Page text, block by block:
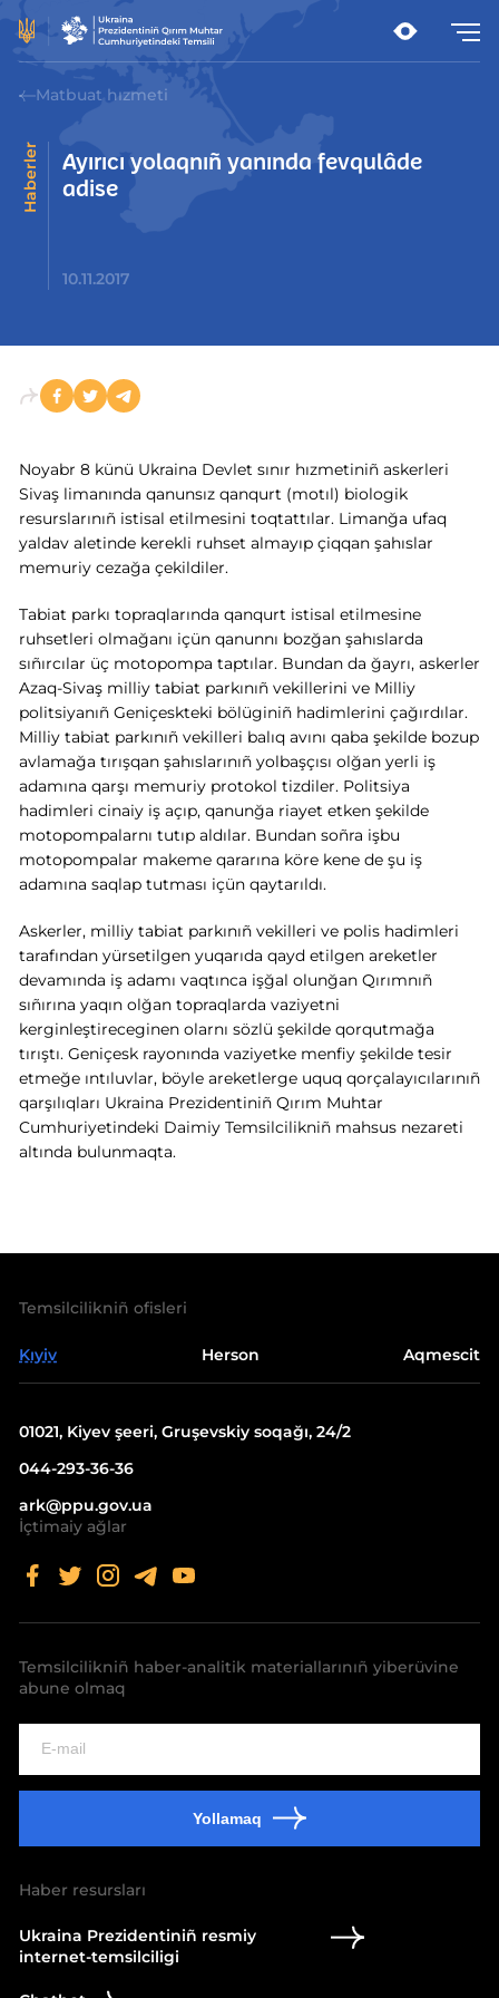
Matbuat hızmeti
Haberler
Ayırıcı yolaqnıñ yanında fevqulâde
adise
10.11.2017
Noyabr 8 künü Ukraina Devlet sınır hızmetiniñ askerleri
Sivaş limanında qanunsız qanqurt (motıl) biologik
resurslarınıñ istisal etilmesini toqtattılar. Limanğa ufaq
yaldav aletinde kerekli ruhset almayıp çiqqan şahıslar
memuriy cezağa çekildiler.
Tabiat parkı topraqlarında qanqurt istisal etilmesine
ruhsetleri olmağanı içün qanunnı bozğan şahıslarda
sıñırcılar üç motopompa taptılar. Bundan da ğayrı, askerler
Azaq-Sivaş milliy tabiat parkınıñ vekillerini ve Milliy
politsiyanıñ Geniçeskteki bölüginiñ hadimlerini çağırdılar.
Milliy tabiat parkınıñ vekilleri balıq avını qaba şekilde bozup
avlamağa tırışqan şahıslarınıñ yolbaşçısı olğan yerli iş
adamına qarşı memuriy protokol tizdiler. Politsiya
hadimleri cinaiy iş açıp, qanunğa riayet etken şekilde
motopompalarnı tutıp aldılar. Bundan soñra işbu
motopompalar makeme qararına köre kene de şu iş
adamına saqlap tutması içün qaytarıldı.
Askerler, milliy tabiat parkınıñ vekilleri ve polis hadimleri
tarafından yürsetilgen yuqarıda qayd etilgen areketler
devamında iş adamı vaqtınca işğal olunğan Qırımnıñ
sıñırına yaqın olğan topraqlarda vaziyetni
kerginleştireceginen olarnı sözlü şekilde qorqutmağa
tırıştı. Geniçesk rayonında vaziyetke menfiy şekilde tesir
etmeğe ıntıluvlar, böyle areketlerge uquq qorçalayıcılarınıñ
qarşılıqları Ukraina Prezidentiniñ Qırım Muhtar
Cumhuriyetindeki Daimiy Temsilcilikniñ mahsus nezareti
altında bulunmaqta.
Temsilcilikniñ ofisleri
Kıyiv Herson Aqmescit
01021, Kiyev şeeri, Gruşevskiy soqağı, 24/2
044-293-36-36
ark@ppu.gov.ua
İçtimaiy ağlar
Temsilcilikniñ haber-analitik materiallarınıñ yiberüvine
abune olmaq
Yollamaq
Haber resursları
Ukraina Prezidentiniñ resmiy
internet-temsilciligi